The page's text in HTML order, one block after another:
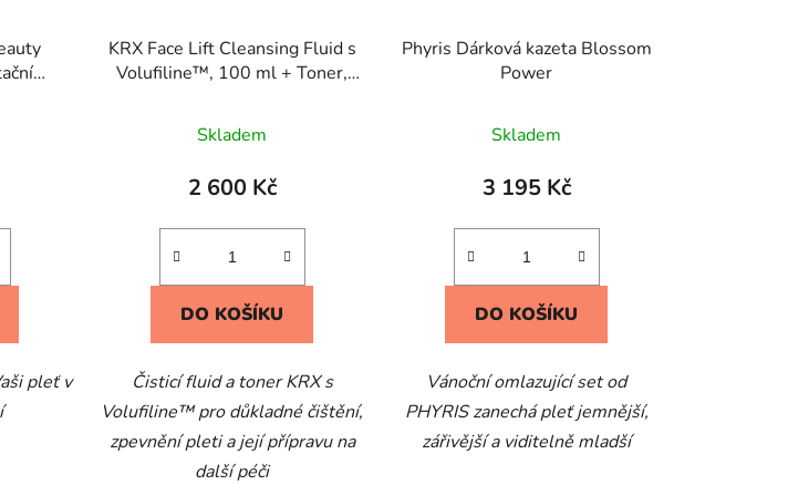
pleť v
KRX Face Lift Cleansing Fluid s
Volufiline™, 100 ml + Toner,
Skladem
2 600 Kč
DO KOŠÍKU
Čisticí fluid a toner KRX s
Volufiline™ pro důkladné čištění,
zpevnění pleti a její přípravu na
další péči
Phyris Dárková kazeta Blossom
Power
Skladem
3 195 Kč
DO KOŠÍKU
Vánoční omlazující set od
PHYRIS zanechá pleť jemnější,
zářivější a viditelně mladší